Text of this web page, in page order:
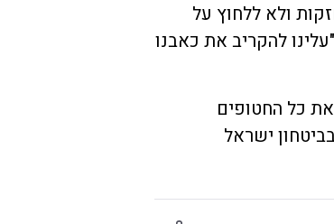
ולא ללחוץ על
להקריב את כאבנו
כל החטופים
ישראל